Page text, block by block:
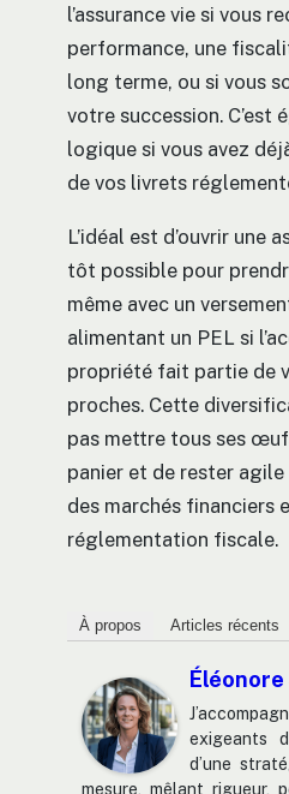
l’assurance vie si vous
performance, une
long terme, ou si vous
votre succession. C’est
logique si vous avez
de vos livrets
L’idéal est d’ouvrir une
tôt possible pour
même avec un
alimentant un PEL si
propriété fait partie de
proches. Cette
pas mettre tous ses
panier et de rester
des marchés financiers
réglementation fiscale.
À propos Articles récents
exigeants
d’une
mesure, mêlant rigueur,